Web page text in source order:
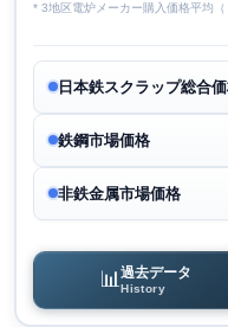
* 3地区電炉メーカー購入価格平均（
日本鉄スクラップ総合
鉄鋼市場価格
非鉄金属市場価格
📊過去データ
History